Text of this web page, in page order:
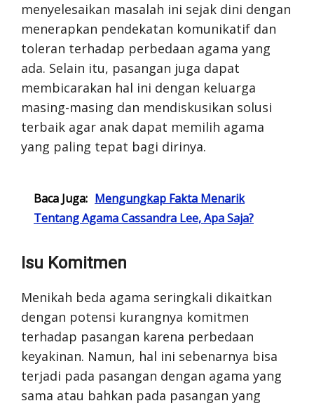
menyelesaikan masalah ini sejak dini dengan
menerapkan pendekatan komunikatif dan
toleran terhadap perbedaan agama yang
ada. Selain itu, pasangan juga dapat
membicarakan hal ini dengan keluarga
masing-masing dan mendiskusikan solusi
terbaik agar anak dapat memilih agama
yang paling tepat bagi dirinya.
Baca Juga: Mengungkap Fakta Menarik
Tentang Agama Cassandra Lee, Apa Saja?
Isu Komitmen
Menikah beda agama seringkali dikaitkan
dengan potensi kurangnya komitmen
terhadap pasangan karena perbedaan
keyakinan. Namun, hal ini sebenarnya bisa
terjadi pada pasangan dengan agama yang
sama atau bahkan pada pasangan yang